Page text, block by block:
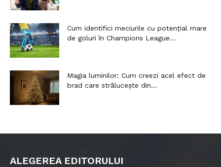
Cum identifici meciurile cu potențial mare
de goluri în Champions League...
Magia luminilor: Cum creezi acel efect de
brad care strălucește din...
ALEGEREA EDITORULUI